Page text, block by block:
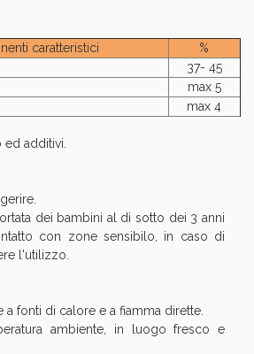
caratteristici
%
37- 45
max 5
max 4
additivi.
dei bambini al di sotto dei 3 anni
con zone sensibilo, in caso di
l'utilizzo.
a fonti di calore e a fiamma dirette.
ambiente, in luogo fresco e